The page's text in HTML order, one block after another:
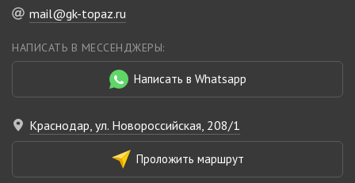
mail@gk-topaz.ru
НАПИСАТЬ В МЕССЕНДЖЕРЫ:
Написать в Whatsapp
Краснодар, ул. Новороссийская, 208/1
Проложить маршрут